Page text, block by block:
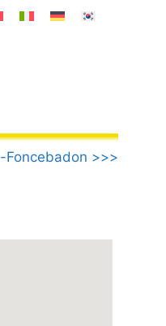
Foncebadon >>>